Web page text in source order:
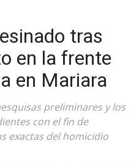
tras
en la frente
en Mariara
preliminares y los
con el fin de
exactas del homicidio